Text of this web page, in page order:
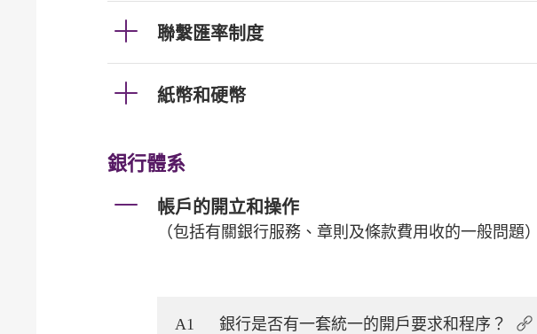
聯繫匯率制度
紙幣和硬幣
銀行體系
帳戶的開立和操作
（包括有關銀行服務、章則及條款費用收的一般問題）
A1 銀行是否有一套統一的開戶要求和程序？